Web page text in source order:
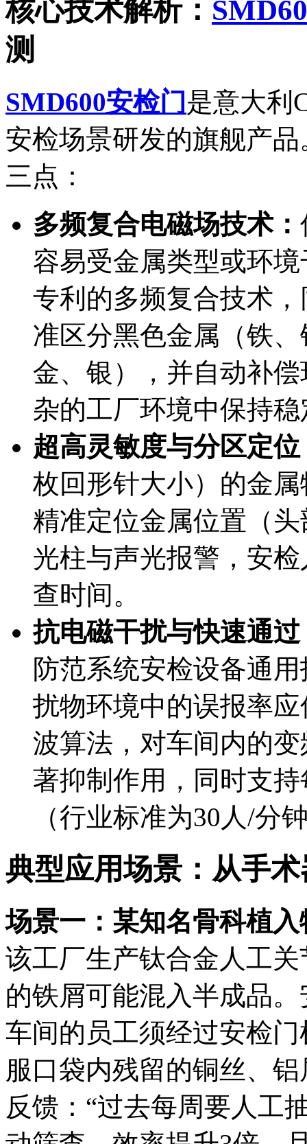
核心技术解析：
测
SMD600安检门 是意大利
安检场景研发的旗舰产
三点：
多频复合电磁场技术：
容易受金属类型或环
专利的多频复合技术
准区分黑色金属（铁
金、银），并自动补
杂的工厂环境中保持稳
超高灵敏度与分区定位
枚回形针大小）的金
精准定位金属位置（
光柱与声光报警，安
查时间。
抗电磁干扰与快速通过
防范系统安检设备通
扰物环境中的误报率
波算法，对车间内的
著抑制作用，同时支
（行业标准为30人/分
典型应用场景：从手
场景一：某知名骨科植
该工厂生产钛合金人工
的铁屑可能混入半成品
车间的员工须经过安检
服口袋内残留的铜丝、
反馈：“过去每周要人工